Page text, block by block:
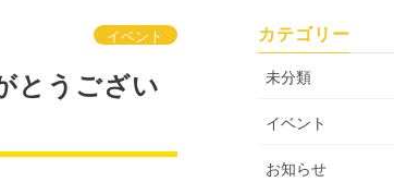
イベント
とうござい
カテゴリー
未分類
イベント
お知らせ